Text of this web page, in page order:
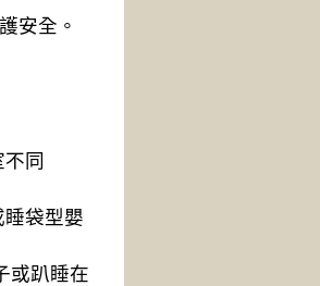
安全。
同
袋型嬰
或趴睡在